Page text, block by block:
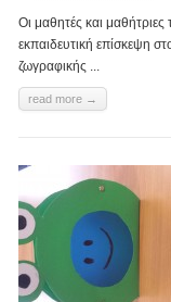
Οι μαθητές και
εκπαιδευτική επίσκεψη
ζωγραφικής ...
read more →